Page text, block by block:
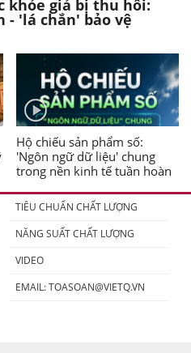
khỏe giả bị thu hồi:
- 'lá chắn' bảo vệ
Hộ chiếu sản phẩm số:
'Ngôn ngữ dữ liệu' chung
trong nền kinh tế tuần hoàn
TIÊU CHUẨN CHẤT LƯỢNG
NĂNG SUẤT CHẤT LƯỢNG
VIDEO
EMAIL:TOASOAN@VIETQ.VN